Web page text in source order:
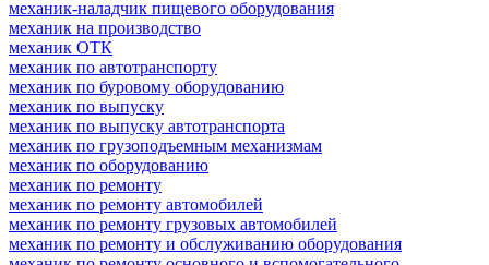
механик-наладчик пищевого оборудования
механик на производство
механик ОТК
механик по автотранспорту
механик по буровому оборудованию
механик по выпуску
механик по выпуску автотранспорта
механик по грузоподъемным механизмам
механик по оборудованию
механик по ремонту
механик по ремонту автомобилей
механик по ремонту грузовых автомобилей
механик по ремонту и обслуживанию оборудования